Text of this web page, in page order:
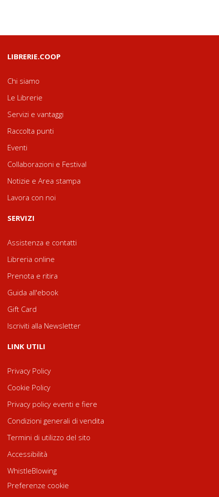
LIBRERIE.COOP
Chi siamo
Le Librerie
Servizi e vantaggi
Raccolta punti
Eventi
Collaborazioni e Festival
Notizie e Area stampa
Lavora con noi
SERVIZI
Assistenza e contatti
Libreria online
Prenota e ritira
Guida all'ebook
Gift Card
Iscriviti alla Newsletter
LINK UTILI
Privacy Policy
Cookie Policy
Privacy policy eventi e fiere
Condizioni generali di vendita
Termini di utilizzo del sito
Accessibilità
WhistleBlowing
Preferenze cookie